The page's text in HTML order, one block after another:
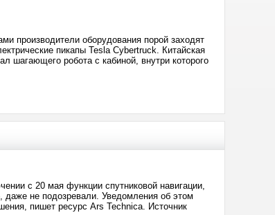
производители оборудования порой заходят
пикапы Tesla Cybertruck. Китайская
шагающего робота с кабиной, внутри которого
с 20 мая функции спутниковой навигации,
даже не подозревали. Уведомления об этом
пишет ресурс Ars Technica. Источник